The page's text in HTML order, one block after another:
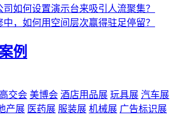
如何设置演示台来吸引人流聚集？
，如何用空间层次赢得驻足停留？
例
高交会 美博会 酒店用品展 玩具展 汽车展
产展 医药展 服装展 机械展 广告标识展